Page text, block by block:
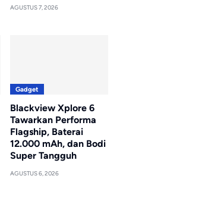
AGUSTUS 7, 2026
Gadget
Blackview Xplore 6
Tawarkan Performa
Flagship, Baterai
12.000 mAh, dan Bodi
Super Tangguh
AGUSTUS 6, 2026